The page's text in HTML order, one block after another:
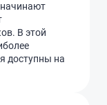
В этой
доступны на